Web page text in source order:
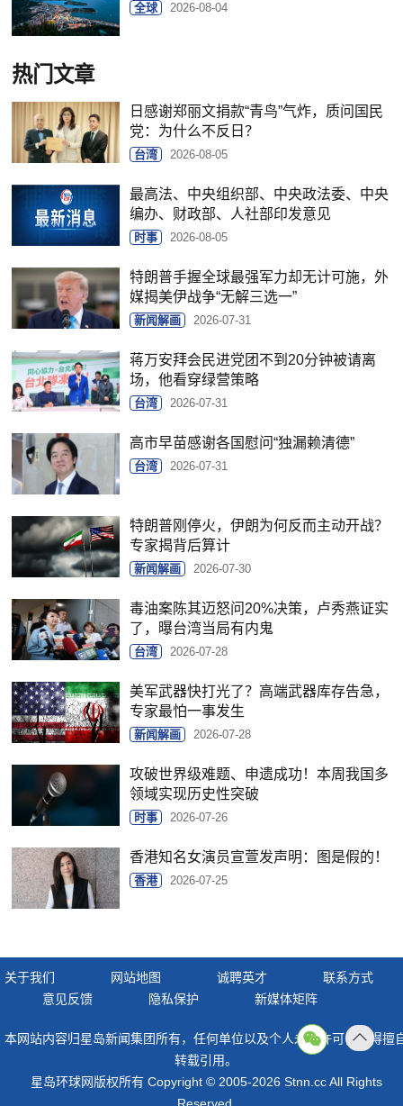
全球 2026-08-04
热门文章
日感谢郑丽文捐款“青鸟”气炸，质问国民
党：为什么不反日？
台湾 2026-08-05
最高法、中央组织部、中央政法委、中央
编办、财政部、人社部印发意见
时事 2026-08-05
特朗普手握全球最强军力却无计可施，外
媒揭美伊战争“无解三选一”
新闻解画 2026-07-31
蒋万安拜会民进党团不到20分钟被请离
场，他看穿绿营策略
台湾 2026-07-31
高市早苗感谢各国慰问“独漏赖清德”
台湾 2026-07-31
特朗普刚停火，伊朗为何反而主动开战？
专家揭背后算计
新闻解画 2026-07-30
毒油案陈其迈怒问20%决策，卢秀燕证实
了，曝台湾当局有内鬼
台湾 2026-07-28
美军武器快打光了？高端武器库存告急，
专家最怕一事发生
新闻解画 2026-07-28
攻破世界级难题、申遗成功！本周我国多
领域实现历史性突破
时事 2026-07-26
香港知名女演员宣萱发声明：图是假的！
香港 2026-07-25
关于我们 网站地图 诚聘英才
联系方式
意见反馈
隐私保护 新媒体矩阵
本网站内容归星岛新闻集团所有，任何单位以及个人未经许可，不得擅
转载引用。
星岛环球网版权所有 Copyright © 2005-2026 Stnn.cc All Rights
顶部